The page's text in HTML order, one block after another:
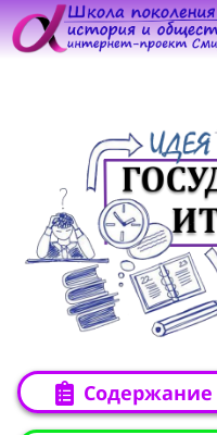
Содержание